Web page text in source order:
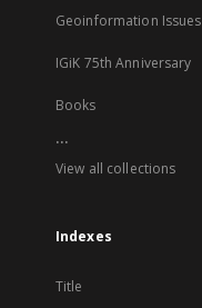
Geoinformation Issues
IGiK 75th Anniversary
Books
...
View all collections
Indexes
Title